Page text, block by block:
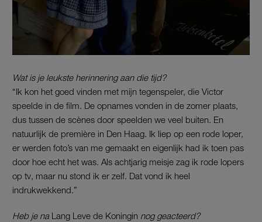
Wat is je leukste herinnering aan die tijd?
“Ik kon het goed vinden met mijn tegenspeler, die Victor
speelde in de film. De opnames vonden in de zomer plaats,
dus tussen de scènes door speelden we veel buiten. En
natuurlijk de première in Den Haag. Ik liep op een rode loper,
er werden foto’s van me gemaakt en eigenlijk had ik toen pas
door hoe echt het was. Als achtjarig meisje zag ik rode lopers
op tv, maar nu stond ik er zelf. Dat vond ik heel
indrukwekkend.”
Heb je na Lang Leve de Koningin nog geacteerd?